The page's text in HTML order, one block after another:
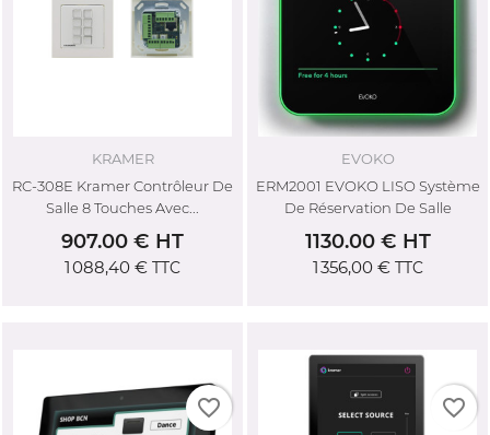
KRAMER
RC-308E Kramer Contrôleur De
Salle 8 Touches Avec...
907.00 € HT
1 088,40 € TTC
EVOKO
ERM2001 EVOKO LISO Système
De Réservation De Salle
1130.00 € HT
1 356,00 €TTC
favorite_border favorite_border